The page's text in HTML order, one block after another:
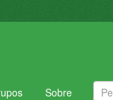
Sobre